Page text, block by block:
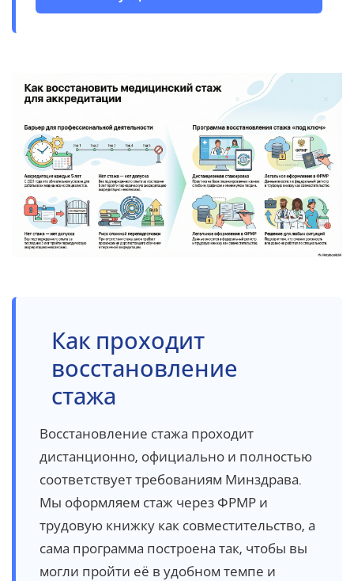
Как проходит
восстановление
стажа
Восстановление стажа проходит
дистанционно, официально и полностью
соответствует требованиям Минздрава.
Мы оформляем стаж через ФРМР и
трудовую книжку как совместительство, а
сама программа построена так, чтобы вы
могли пройти её в удобном темпе и